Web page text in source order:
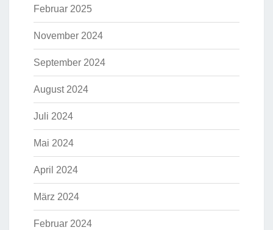
Februar 2025
November 2024
September 2024
August 2024
Juli 2024
Mai 2024
April 2024
März 2024
Februar 2024